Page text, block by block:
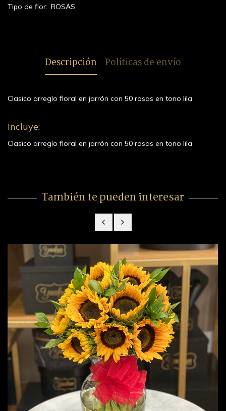
Tipo de flor: ROSAS
Descripción Políticas de envío
Clasico arreglo floral en jarrón con 50 rosas en tono lila
Incluye:
Clasico arreglo floral en jarrón con 50 rosas en tono lila
También te pueden interesar